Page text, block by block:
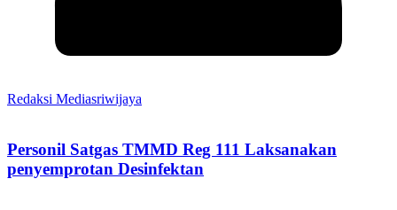
Redaksi Mediasriwijaya
Personil Satgas TMMD Reg 111 Laksanakan
penyemprotan Desinfektan